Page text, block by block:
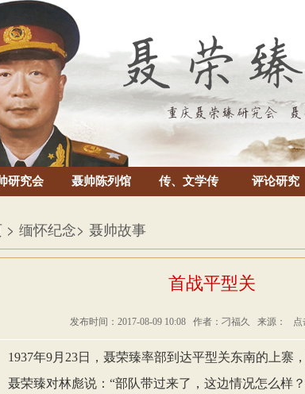
研究会 聂帅陈列馆 传、文学传 评论研究
> 缅怀纪念> 聂帅故事
首战平型关
发布时间：2017-08-09 10:08 作者：刁福久 来源： 点
1937年9月23日，聂荣臻率部到达平型关东南的上寨
聂荣臻对林彪说：“部队带过来了，这边情况怎么样